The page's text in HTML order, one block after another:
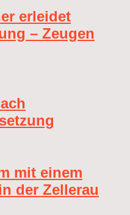
erleidet
– Zeugen
mit einem
der Zellerau